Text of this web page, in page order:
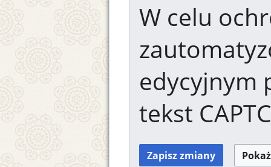
W celu
edycyjnym
tekst